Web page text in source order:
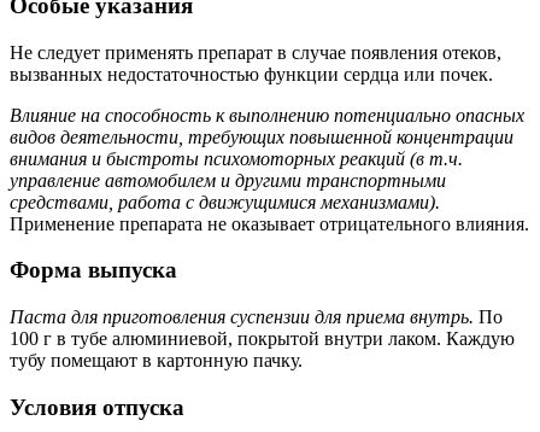
Особые указания
Не следует применять препарат в случае появления отеков,
вызванных недостаточностью функции сердца или почек.
Влияние на способность к выполнению потенциально опасных
видов деятельности, требующих повышенной концентрации
внимания и быстроты психомоторных реакций (в т.ч.
управление автомобилем и другими транспортными
средствами, работа с движущимися механизмами).
Применение препарата не оказывает отрицательного влияния.
Форма выпуска
Паста для приготовления суспензии для приема внутрь. По
100 г в тубе алюминиевой, покрытой внутри лаком. Каждую
тубу помещают в картонную пачку.
Условия отпуска